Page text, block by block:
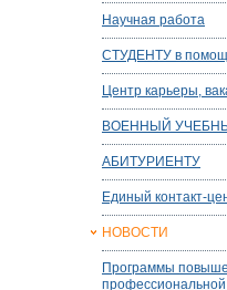
Научная работа
СТУДЕНТУ в
Центр карьеры,
ВОЕННЫЙ
АБИТУРИЕНТУ
Единый контакт-
НОВОСТИ
Программы
профессиональной